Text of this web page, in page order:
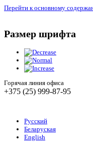
Перейти к основному
Размер шрифта
Горячая линия офиса
+375 (25) 999-87-95
Русский
Беларуская
English